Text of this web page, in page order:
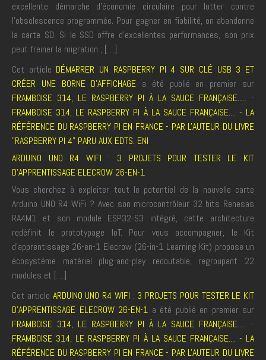
excellente démarche d’économie circulaire pour lutter contre
l’obsolescence programmée. Pour gagner en fiabilité, on abandonne
la carte SD. Si le SSD offre d’excellentes performances, son prix
peut freiner la migration ; […]
Cet article DÉMARRER UN RASPBERRY PI 4 SUR CLÉ USB 3 ET
CRÉER UNE BORNE D’AFFICHAGE a été publié en premier sur
FRAMBOISE 314, LE RASPBERRY PI À LA SAUCE FRANÇAISE..... -
FRAMBOISE 314, LE RASPBERRY PI À LA SAUCE FRANÇAISE.... - LA
RÉFÉRENCE DU RASPBERRY PI EN FRANCE - PAR L'AUTEUR DU LIVRE
"RASPBERRY PI 4" PARU AUX EDTS. ENI
ARDUINO UNO R4 WIFI : 3 PROJETS POUR TESTER LE KIT
D’APPRENTISSAGE ELECROW 26-EN-1
Vous cherchez à exploiter tout le potentiel de la nouvelle carte
Arduino UNO R4 WiFi ? Avec son microcontrôleur 32 bits Renesas
RA4M1 et son module ESP32-S3 intégré, cette architecture
redéfinit le prototypage IoT. Pour vous accompagner, le Kit
d’apprentissage 26-en-1 Elecrow (26-in-1 Learning Kit) propose un
écosystème matériel plug-and-play redoutable, regroupant 22
modules et […]
Cet article ARDUINO UNO R4 WIFI : 3 PROJETS POUR TESTER LE KIT
D’APPRENTISSAGE ELECROW 26-EN-1 a été publié en premier sur
FRAMBOISE 314, LE RASPBERRY PI À LA SAUCE FRANÇAISE..... -
FRAMBOISE 314, LE RASPBERRY PI À LA SAUCE FRANÇAISE.... - LA
RÉFÉRENCE DU RASPBERRY PI EN FRANCE - PAR L'AUTEUR DU LIVRE